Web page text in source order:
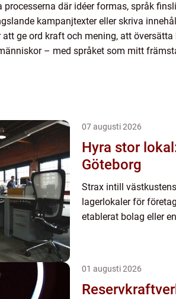
där idéer formas, språk
kampanjtexter eller skriva
ge ord kraft och mening, att
– med språket som mitt
07 augusti 2026
Hyra stor
Göteborg
Strax intill
lagerlokaler för
etablerat bolag eller
01 augusti 2026